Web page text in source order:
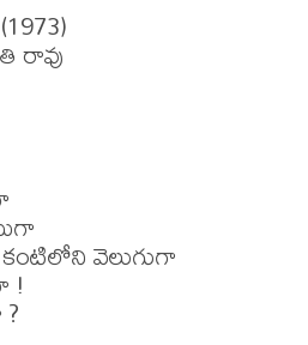
రావు
వెలుగుగా
!